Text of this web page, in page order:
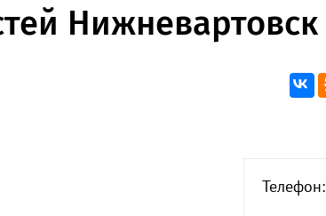
Нижневартовск
Телефон: